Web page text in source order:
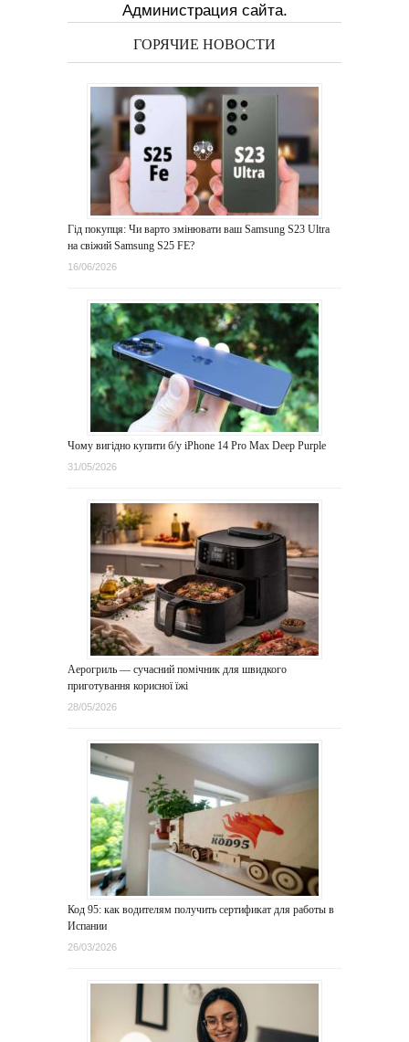
Администрация сайта.
ГОРЯЧИЕ НОВОСТИ
Гід покупця: Чи варто змінювати ваш Samsung S23 Ultra
на свіжий Samsung S25 FE?
16/06/2026
Чому вигідно купити б/у iPhone 14 Pro Max Deep Purple
31/05/2026
Аерогриль — сучасний помічник для швидкого
приготування корисної їжі
28/05/2026
Код 95: как водителям получить сертификат для работы в
Испании
26/03/2026